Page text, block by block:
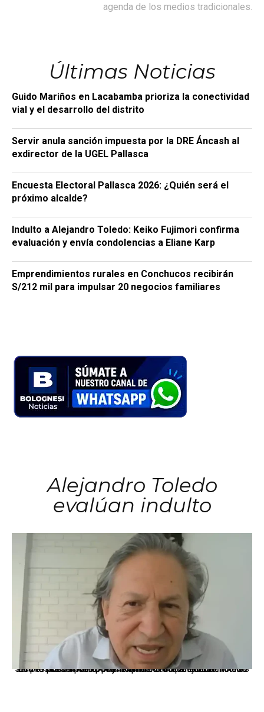
agenda de los medios tradicionales.
Últimas Noticias
Guido Mariños en Lacabamba prioriza la conectividad
vial y el desarrollo del distrito
Servir anula sanción impuesta por la DRE Áncash al
exdirector de la UGEL Pallasca
Encuesta Electoral Pallasca 2026: ¿Quién será el
próximo alcalde?
Indulto a Alejandro Toledo: Keiko Fujimori confirma
evaluación y envía condolencias a Eliane Karp
Emprendimientos rurales en Conchucos recibirán
S/212 mil para impulsar 20 negocios familiares
Alejandro Toledo
evalúan indulto
La presidenta Keiko Fujimori informó que la solicitud de indulto presentada por el expresidente Alejandro Toledo será evaluada por la Comisión de Gracias Presidenciales conforme al procedimiento establecido.